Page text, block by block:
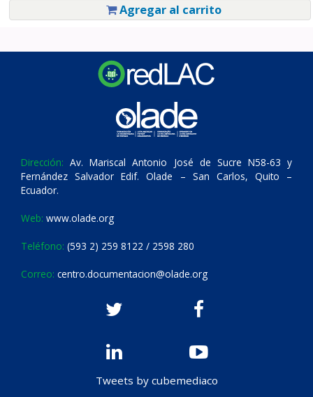
Agregar al carrito
Dirección: Av. Mariscal Antonio José de Sucre N58-63 y
Fernández Salvador Edif. Olade – San Carlos, Quito –
Ecuador.
Web: www.olade.org
Teléfono: (593 2) 259 8122 / 2598 280
Correo: centro.documentacion@olade.org
Tweets by cubemediaco